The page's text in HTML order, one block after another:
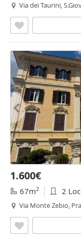
Via dei Taurini,
1.600€
67m2 2 Loc
Via Monte Zebio,